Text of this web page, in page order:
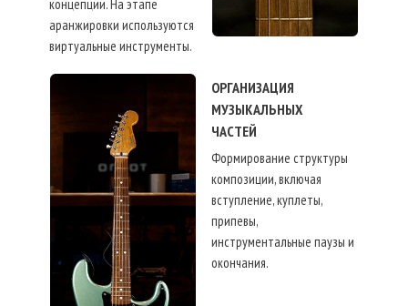
концепции. На этапе
аранжировки используются
виртуальные инструменты.
Формирование структуры
композиции, включая
вступление, куплеты,
припевы,
инструментальные паузы и
окончания.
ОРГАНИЗАЦИЯ
МУЗЫКАЛЬНЫХ
ЧАСТЕЙ